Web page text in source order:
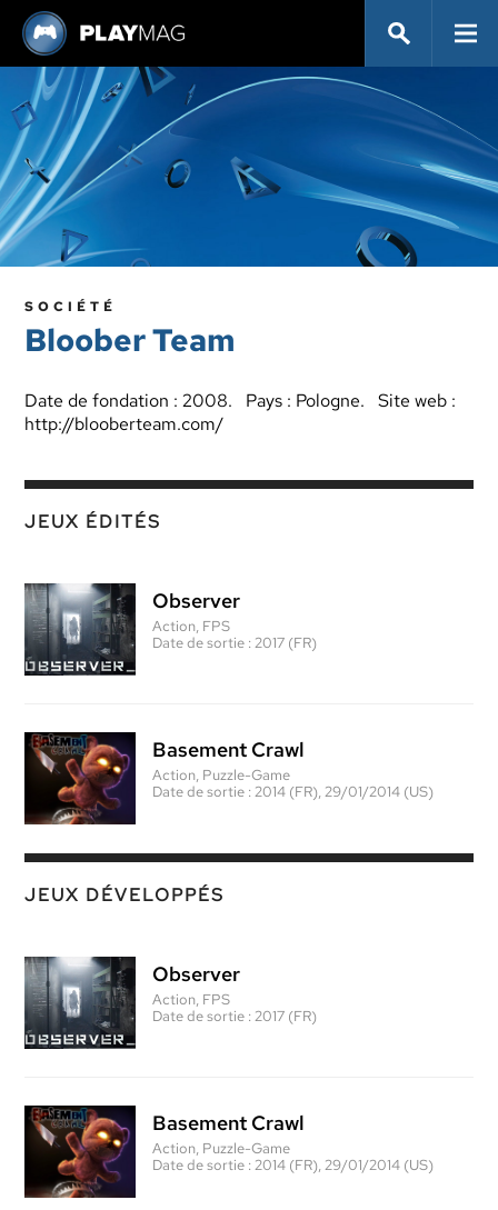
SOCIÉTÉ
Bloober Team
Date de fondation : 2008. Pays : Pologne. Site web :
http://blooberteam.com/
JEUX ÉDITÉS
Observer
Action, FPS
Date de sortie :2017 (FR)
Basement Crawl
Action, Puzzle-Game
Date de sortie :2014 (FR), 29/01/2014 (US)
JEUX DÉVELOPPÉS
Observer
Action, FPS
Date de sortie :2017 (FR)
Basement Crawl
Action, Puzzle-Game
Date de sortie :2014 (FR), 29/01/2014 (US)